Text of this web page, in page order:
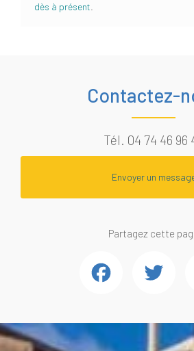
dès à présent
Contactez-
Tél. 04 74 46 96
Envoyer un
Partagez cette